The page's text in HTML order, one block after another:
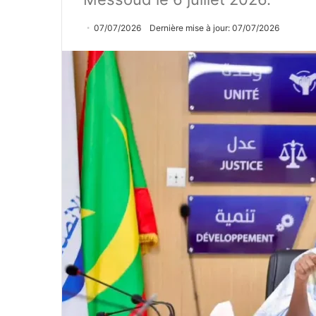
07/07/2026 Dernière mise à jour: 07/07/2026